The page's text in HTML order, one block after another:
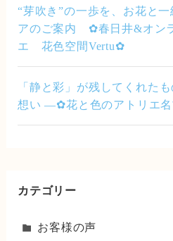
“芽吹き”の一歩を、お花と
アのご案内 ✿春日井&オン
エ 花色空間Vertu✿
「静と彩」が残してくれた
想い ―✿花と色のアトリエ名
カテゴリー
お客様の声